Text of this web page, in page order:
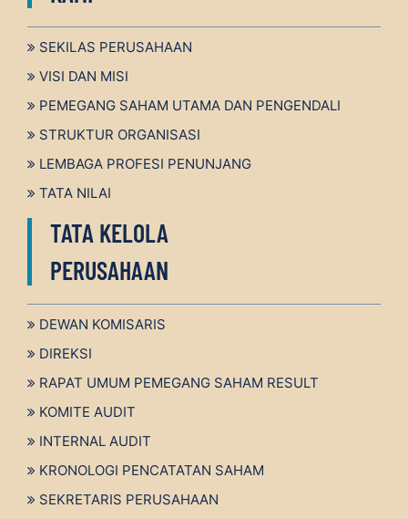
SEKILAS PERUSAHAAN
VISI DAN MISI
PEMEGANG SAHAM UTAMA DAN PENGENDALI
STRUKTUR ORGANISASI
LEMBAGA PROFESI PENUNJANG
TATA NILAI
TATA KELOLA
PERUSAHAAN
DEWAN KOMISARIS
DIREKSI
RAPAT UMUM PEMEGANG SAHAM RESULT
KOMITE AUDIT
INTERNAL AUDIT
KRONOLOGI PENCATATAN SAHAM
SEKRETARIS PERUSAHAAN